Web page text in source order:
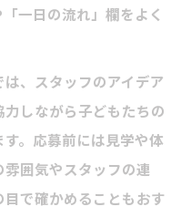
一日の流れ」欄をよく
、スタッフのアイデア
しながら子どもたちの
。応募前には見学や体
囲気やスタッフの連
で確かめることもおす